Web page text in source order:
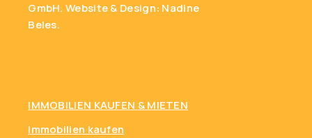
GmbH.Website & Design: Nadine
Beles.
IMMOBILIEN KAUFEN & MIETEN
Immobilien kaufen